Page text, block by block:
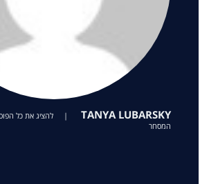
TANYA LUBARSKY
|
להציג את כל
המסחר